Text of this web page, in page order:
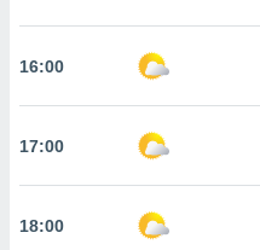
le
ainsi
la
16:00
17:00
18:00